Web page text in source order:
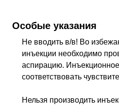
Особые указания
Не вводить в/в! Во
инъекции необходимо
аспирацию.
соответствовать
Нельзя производить